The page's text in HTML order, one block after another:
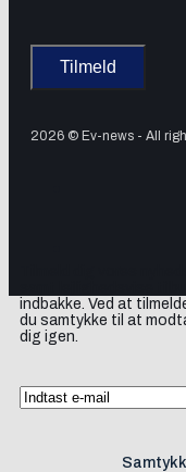
2026 © Ev-news - All
indbakke. Ved at
du samtykke til at
dig igen.